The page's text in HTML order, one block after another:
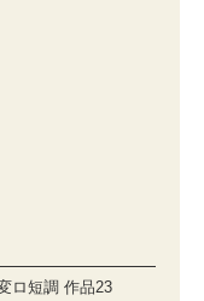
ロ短調 作品23